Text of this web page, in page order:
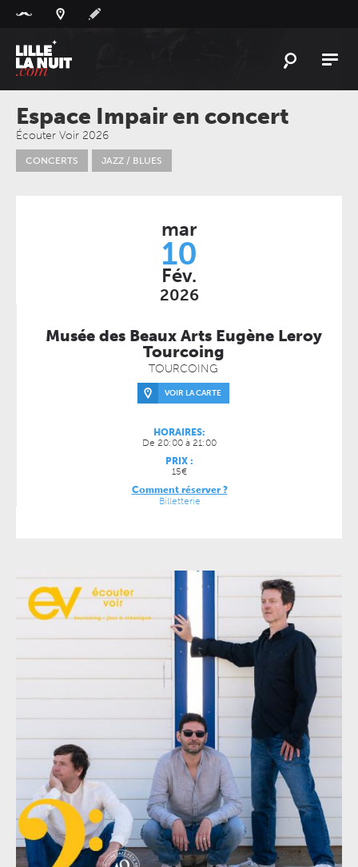
L'ACTU
L'AGENDA
LESLIEUX
Espace Impair en concert
Écouter Voir 2026
CONCERTS JAZZ / BLUES
mar
10
Fév.
2026
Musée des Beaux Arts Eugène Leroy
Tourcoing
TOURCOING
VOIR LA CARTE
HORAIRES:
De 20:00 à 21:00
PRIX :
15€
Comment réserver ?
Billetterie
Panneau de gestion des cookies